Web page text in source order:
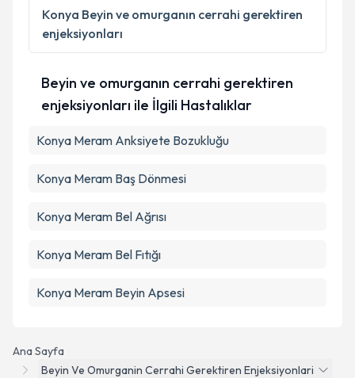
Metni'ni okudum ve kişisel verilerimin belirtilen
kapsamda işlenmesini kabul ediyorum.
Ana Sayfa
Beyin Ve Omurganin Cerrahi Gerektiren Enjeksiyonlari
Konya Beyin ve omurganın cerrahi gerektiren
enjeksiyonları
Beyin ve omurganın cerrahi gerektiren
enjeksiyonları ile İlgili Hastalıklar
Konya Meram Anksiyete Bozukluğu
Konya Meram Baş Dönmesi
Konya Meram Bel Ağrısı
Konya Meram Bel Fıtığı
Konya Meram Beyin Apsesi